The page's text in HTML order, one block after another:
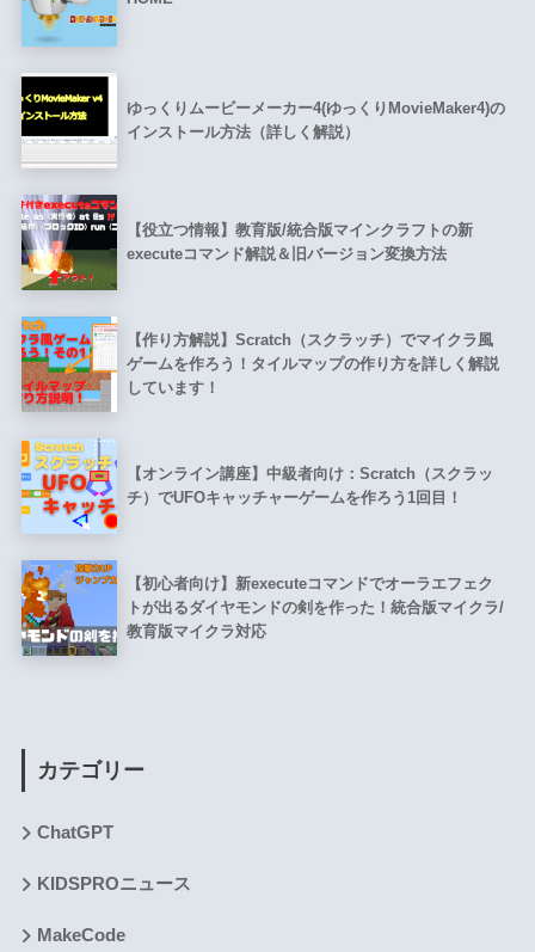
ゆっくりムービーメーカー4(ゆっくりMovieMaker4)の
インストール方法（詳しく解説）
【役立つ情報】教育版/統合版マインクラフトの新
executeコマンド解説＆旧バージョン変換方法
【作り方解説】Scratch（スクラッチ）でマイクラ風
ゲームを作ろう！タイルマップの作り方を詳しく解説
しています！
【オンライン講座】中級者向け：Scratch（スクラッ
チ）でUFOキャッチャーゲームを作ろう1回目！
【初心者向け】新executeコマンドでオーラエフェク
トが出るダイヤモンドの剣を作った！統合版マイクラ/
教育版マイクラ対応
カテゴリー
ChatGPT
KIDSPROニュース
MakeCode